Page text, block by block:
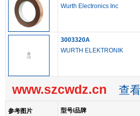
Wurth Electronics Inc
3003320A
WURTH ELEKTRONIK
www.szcwdz.cn 查
参考图片 型号/品牌